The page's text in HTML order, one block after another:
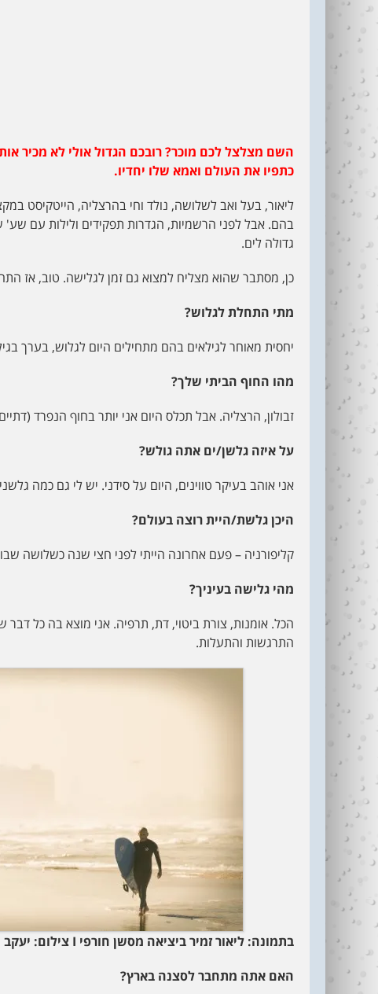
השם מצלצל לכם מוכר? רובכם הגדול אולי לא מכיר
כתפיו את העולם ואמא שלו יחדיו.
ליאור, בעל ואב לשלושה, נולד וחי בהרצליה, הייטקיסט
בהם. אבל לפני הרשמיות, הגדרות תפקידים ולילות עם
גדולה לים.
כן, מסתבר שהוא מצליח למצוא גם זמן לגלישה. טוב, אז
מתי התחלת לגלוש?
יחסית מאוחר לגילאים בהם מתחילים היום לגלוש, בערך בגיל
מהו החוף הביתי שלך?
זבולון, הרצליה. אבל תכלס היום אני יותר בחוף הנפרד
על איזה גלשן/ים אתה גולש?
אני אוהב בעיקר טווינים, היום על סידני. יש לי גם כמה
היכן גלשת/היית רוצה בעולם?
קליפורניה – פעם אחרונה הייתי לפני חצי שנה כשלושה
מהי גלישה בעיניך?
הכל. אומנות, צורת ביטוי, דת, תרפיה. אני מוצא בה כל דבר
התרגשות והתעלות.
בתמונה: ליאור זמיר ביציאה מסשן חורפי I צילום:
האם אתה מתחבר לסצנה בארץ?